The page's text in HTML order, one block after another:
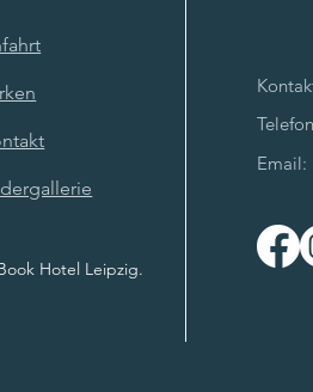
Hotel Leipzig.
Email: